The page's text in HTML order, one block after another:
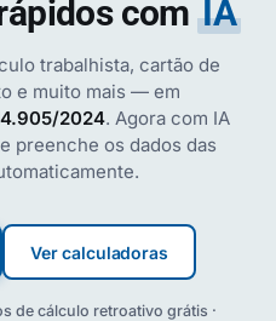
comIA
trabalhista, cartão de
e muito mais — em
2024. Agora com IA
preenche os dados das
Ver calculadoras
de cálculo retroativo grátis ·